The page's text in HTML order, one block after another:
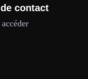
contact